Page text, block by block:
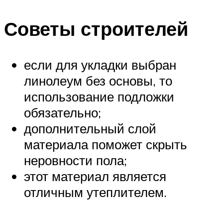
Советы строителей
если для укладки выбран
линолеум без основы, то
использование подложки
обязательно;
дополнительный слой
материала поможет скрыть
неровности пола;
этот материал является
отличным утеплителем.